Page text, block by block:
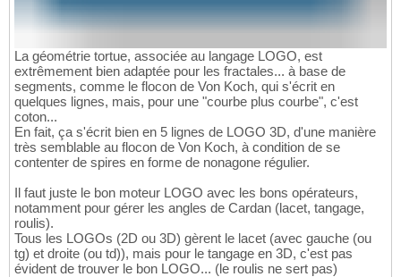
La géométrie tortue, associée au langage LOGO, est
extrêmement bien adaptée pour les fractales... à base de
segments, comme le flocon de Von Koch, qui s'écrit en
quelques lignes, mais, pour une "courbe plus courbe", c'est
coton...
En fait, ça s'écrit bien en 5 lignes de LOGO 3D, d'une manière
très semblable au flocon de Von Koch, à condition de se
contenter de spires en forme de nonagone régulier.
Il faut juste le bon moteur LOGO avec les bons opérateurs,
notamment pour gérer les angles de Cardan (lacet, tangage,
roulis).
Tous les LOGOs (2D ou 3D) gèrent le lacet (avec gauche (ou
tg) et droite (ou td)), mais pour le tangage en 3D, c'est pas
évident de trouver le bon LOGO... (le roulis ne sert pas)